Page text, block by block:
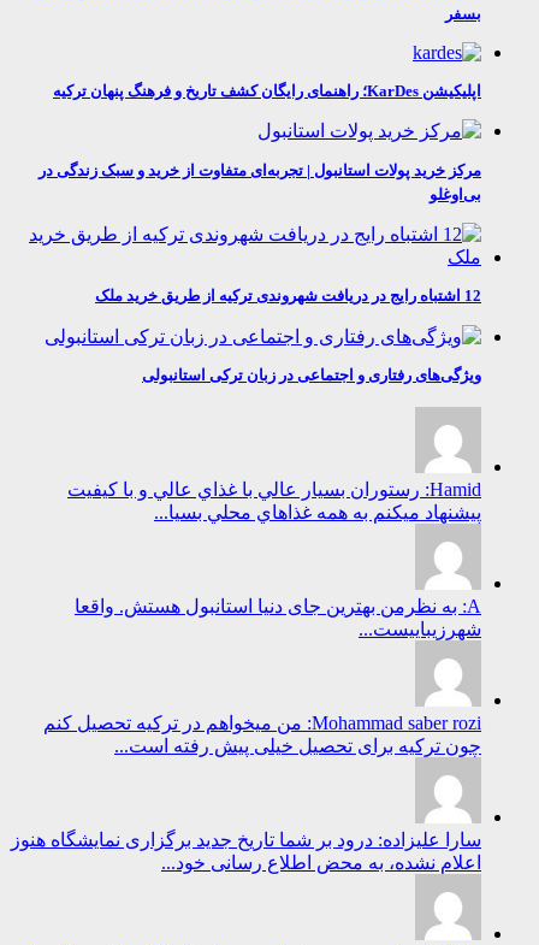
اپلیکیشن KarDes؛ راهنمای رایگان کشف تاریخ و فرهنگ پنهان ترکیه
مرکز خرید پولات استانبول | تجربه‌ای متفاوت از خرید و سبک زندگی در
بی‌اوغلو
ویژگی‌های رفتاری و اجتماعی در زبان ترکی استانبولی
Hamid: رستوران بسيار عالي با غذاي عالي و با كيفيت
پيشنهاد ميكنم به همه غذاهاي محلي بسيا...
A: به نظرمن بهترین جای دنیا استانبول هستش. واقعا
شهرزیباییست...
Mohammad saber rozi: من میخواهم در ترکیه تحصیل کنم
چون ترکیه برای تحصیل خیلی پیش رفته است...
سارا علیزاده: درود بر شما تاریخ جدید برگزاری نمایشگاه هنوز
اعلام نشده، به محض اطلاع رسانی خود...